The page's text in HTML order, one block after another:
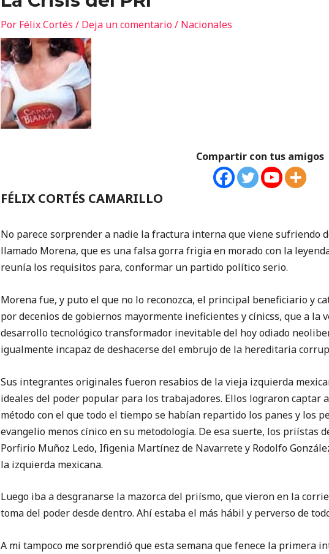
Por Félix Cortés / Deja un comentario/ Nacionales
Compartir con tus amigos
FÉLIX CORTÉS CAMARILLO
No parece sorprender a nadie la fractura interna que viene sufriendo
llamado Morena, que es una falsa gorra frigia en morado con la
reunía los requisitos para, conformar un partido político serio.
Morena fue, y puto el que no lo reconozca, el principal beneficiario y
por decenios de gobiernos mayormente ineficientes y cínicss, que a la
desarrollo tecnológico transformador inevitable del hoy odiado
igualmente incapaz de deshacerse del embrujo de la hereditaria
Sus integrantes originales fueron resabios de la vieja izquierda
ideales del poder popular para los trabajadores. Ellos lograron captar
método con el que todo el tiempo se habían repartido los panes y los
evangelio menos cínico en su metodología. De esa suerte, los priístas
Porfirio Muñoz Ledo, Ifigenia Martínez de Navarrete y Rodolfo
la izquierda mexicana.
Luego iba a desgranarse la mazorca del priísmo, que vieron en la
toma del poder desde dentro. Ahí estaba el más hábil y perverso de
A mi tampoco me sorprendió que esta semana que fenece la primera